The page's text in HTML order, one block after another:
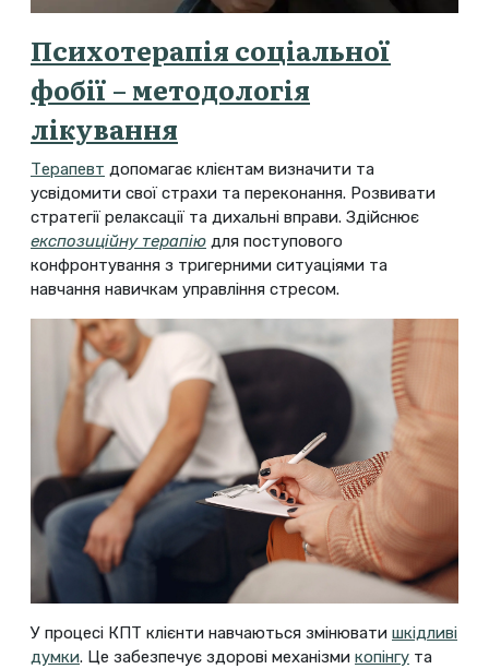
Психотерапія соціальної
фобії – методологія
лікування
Терапевт допомагає клієнтам визначити та
усвідомити свої страхи та переконання. Розвивати
стратегії релаксації та дихальні вправи. Здійснює
експозиційну терапію для поступового
конфронтування з тригерними ситуаціями та
навчання навичкам управління стресом.
У процесі КПТ клієнти навчаються змінювати шкідливі
думки. Це забезпечує здорові механізми копінгу та